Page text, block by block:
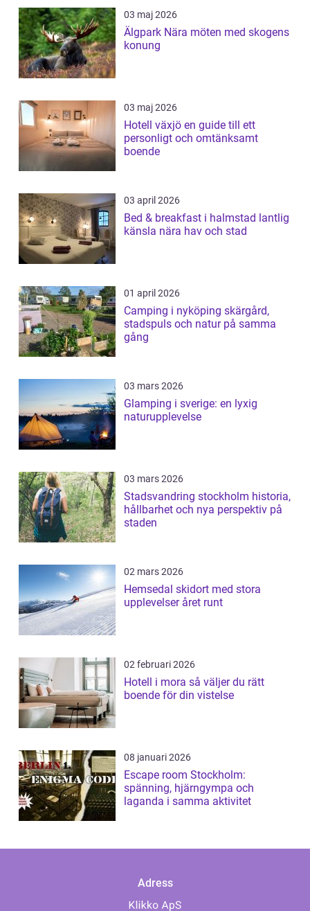
03 maj 2026
Älgpark Nära möten med skogens
konung
03 maj 2026
Hotell växjö en guide till ett
personligt och omtänksamt
boende
03 april 2026
Bed & breakfast i halmstad lantlig
känsla nära hav och stad
01 april 2026
Camping i nyköping skärgård,
stadspuls och natur på samma
gång
03 mars 2026
Glamping i sverige: en lyxig
naturupplevelse
03 mars 2026
Stadsvandring stockholm historia,
hållbarhet och nya perspektiv på
staden
02 mars 2026
Hemsedal skidort med stora
upplevelser året runt
02 februari 2026
Hotell i mora så väljer du rätt
boende för din vistelse
08 januari 2026
Escape room Stockholm:
spänning, hjärngympa och
laganda i samma aktivitet
Adress